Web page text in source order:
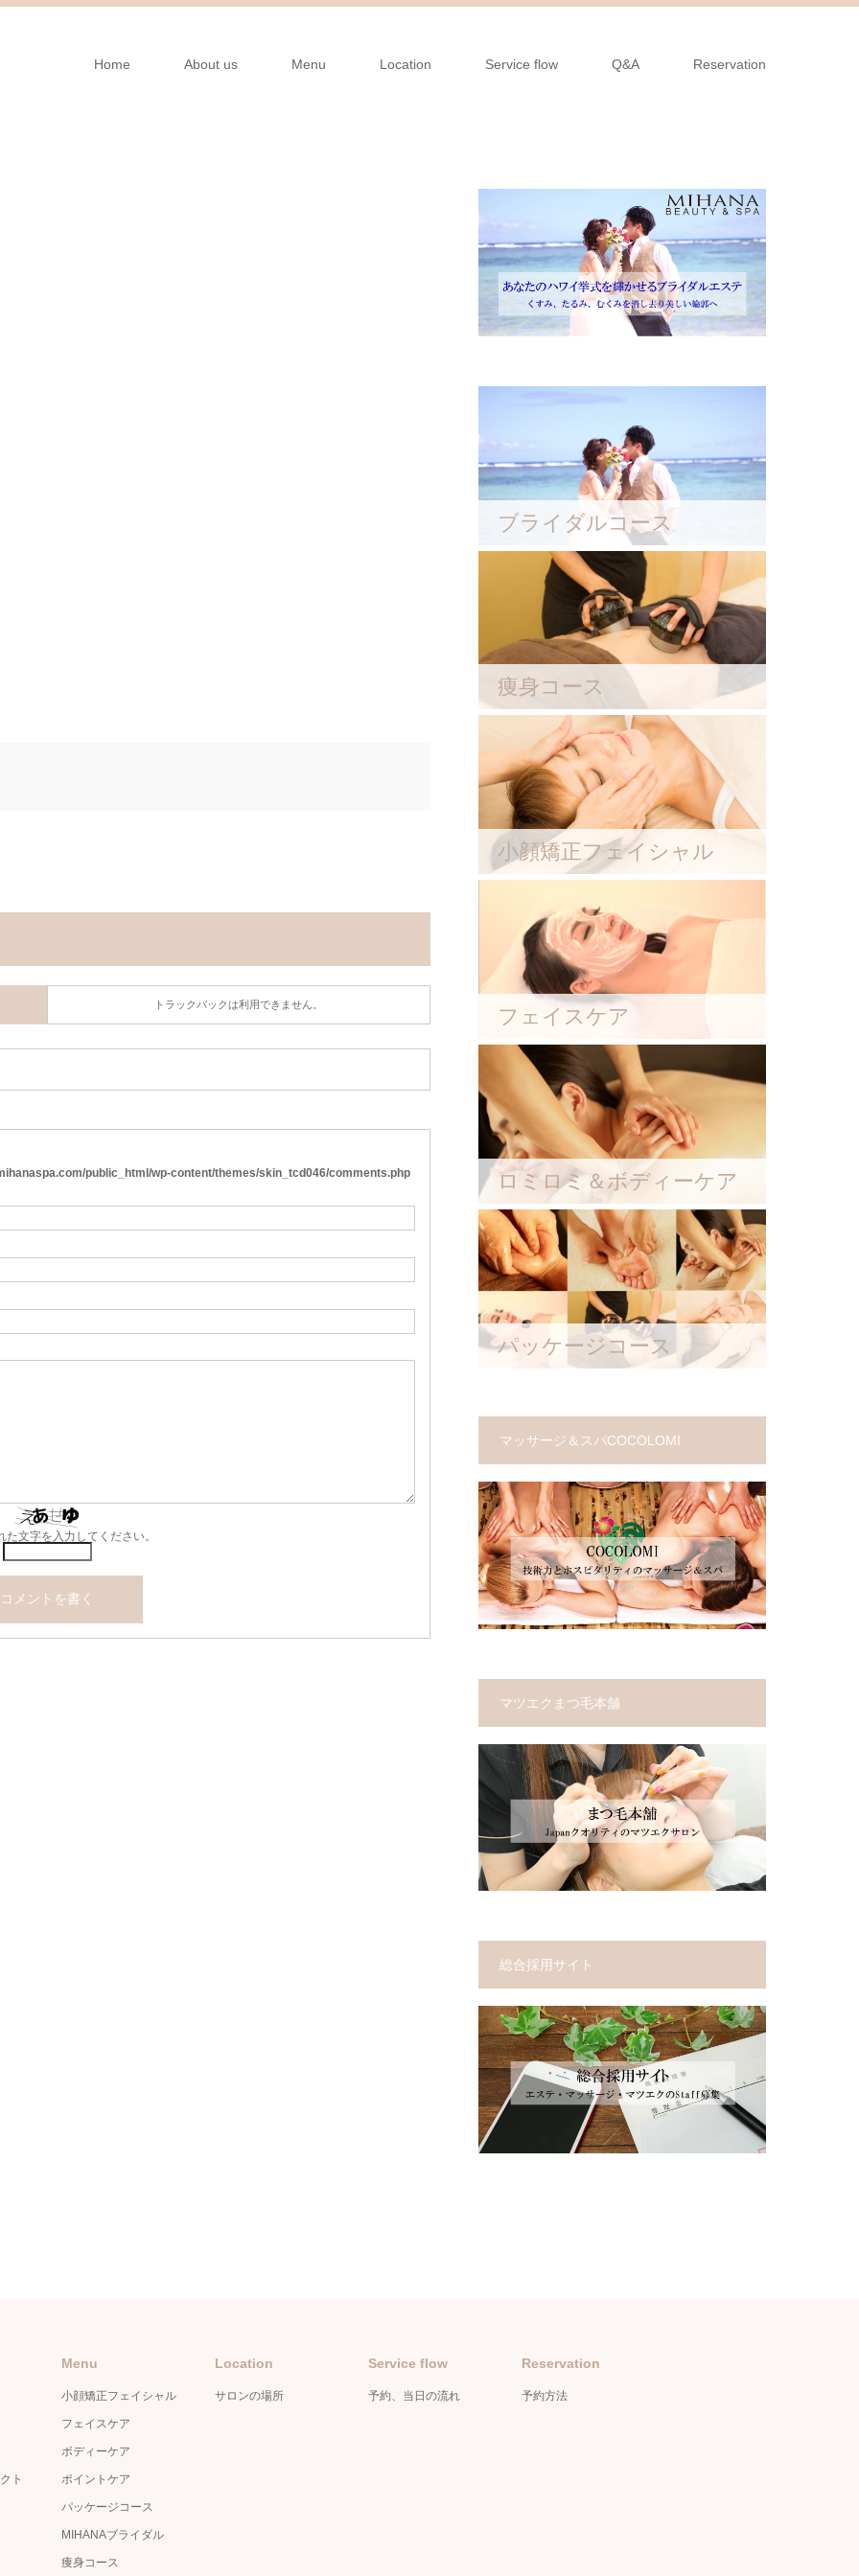
Home About us Menu Location Service flow Q&A Reservation
トラックバックは利用できません。
public_html/wp-content/themes/skin_tcd046/comments.php
た文字を入力してください。
ブライダルコース
痩身コース
小顔矯正フェイシャル
フェイスケア
ロミロミ＆ボディーケア
パッケージコース
マッサージ＆スパCOCOLOMI
マツエクまつ毛本舗
総合採用サイト
ト
Menu
小顔矯正フェイシャル
フェイスケア
ボディーケア
ポイントケア
パッケージコース
MIHANAブライダル
痩身コース
Location
サロンの場所
Service flow
予約、当日の流れ
Reservation
予約方法